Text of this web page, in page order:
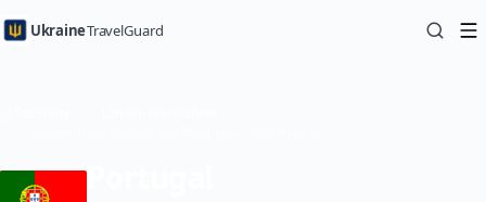
UkraineTravelGuard